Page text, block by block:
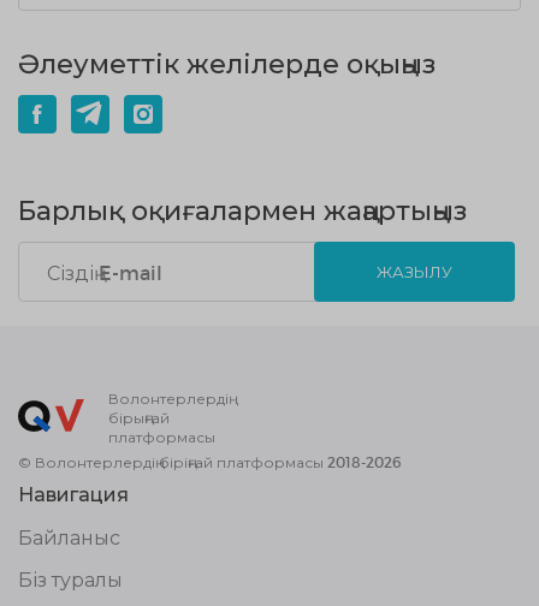
Әлеуметтік желілерде оқыңыз
Барлық оқиғалармен жаңартыңыз
ЖАЗЫЛУ
Волонтерлердің
бірыңғай
платформасы
© Волонтерлердің біріңғай платформасы 2018-2026
Навигация
Байланыс
Біз туралы